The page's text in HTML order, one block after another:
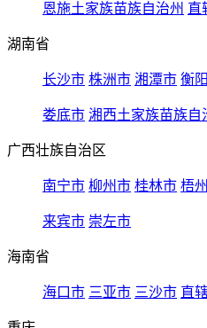
恩施土家族苗族自治州 直
湖南省
长沙市 株洲市 湘潭市 衡
娄底市 湘西土家族苗族自
广西壮族自治区
南宁市 柳州市 桂林市 梧
来宾市 崇左市
海南省
海口市 三亚市 三沙市 直